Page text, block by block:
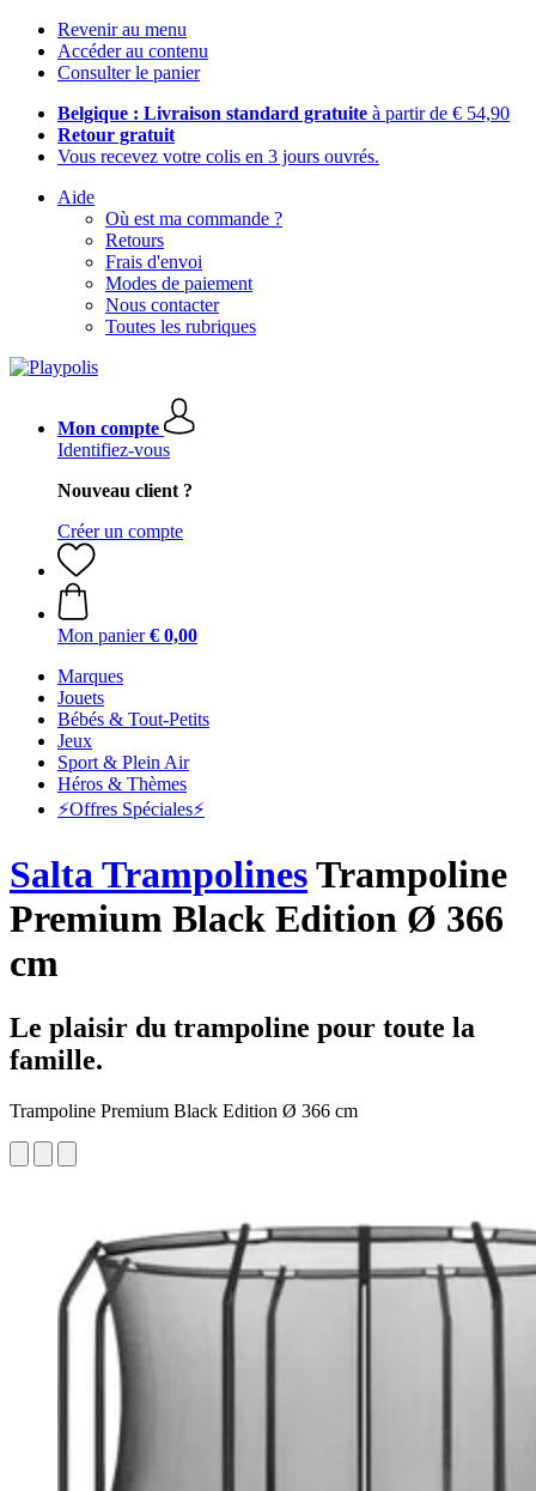
Revenir au menu
Accéder au contenu
Consulter le panier
Belgique : Livraison standard gratuite à partir de € 54,90
Retour gratuit
Vous recevez votre colis en 3 jours ouvrés.
Aide
Où est ma commande ?
Retours
Frais d'envoi
Modes de paiement
Nous contacter
Toutes les rubriques
Mon compte
Identifiez-vous
Nouveau client ?
Créer un compte
Mon panier € 0,00
Marques
Jouets
Bébés & Tout-Petits
Jeux
Sport & Plein Air
Héros & Thèmes
⚡️Offres Spéciales⚡️
Salta TrampolinesTrampoline
Premium Black Edition Ø 366
cm
Le plaisir du trampoline pour toute la
famille.
Trampoline Premium Black Edition Ø 366 cm